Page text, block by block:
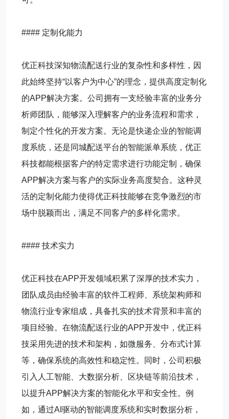
#### 定制化能力
优正科技深知物流配送行业的复杂性和多样性，因
此始终坚持“以客户为中心”的理念，提供高度定制化
的APP解决方案。公司拥有一支经验丰富的业务分
析师团队，能够深入理解客户的业务流程和需求，
制定个性化的开发方案。无论是快递企业的智能调
度系统，还是同城配送平台的智能派单系统，优正
科技都能根据客户的特定需求进行功能定制，确保
APP解决方案与客户的实际业务高度契合。这种灵
活的定制化能力使得优正科技能够在竞争激烈的市
场中脱颖而出，满足不同客户的多样化需求。
#### 技术实力
优正科技在APP开发领域积累了深厚的技术实力，
团队成员由经验丰富的软件工程师、系统架构师和
物流行业专家组成，具备扎实的技术背景和丰富的
项目经验。在物流配送行业的APP开发中，优正科
技采用先进的技术和架构，如微服务、分布式计算
等，确保系统的高效性和稳定性。同时，公司积极
引入人工智能、大数据分析、区块链等前沿技术，
以提升APP解决方案的智能化水平和安全性。例
如，通过AI驱动的智能调度系统和实时数据分析，